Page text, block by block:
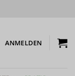
ANMELDEN